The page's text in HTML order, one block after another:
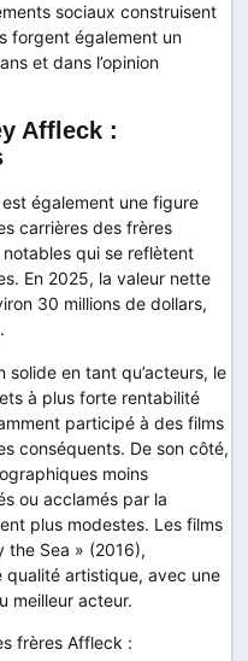
sociaux construisent
forgent également un
et dans l’opinion
Affleck :
également une figure
carrières des frères
qui se reflètent
En 2025, la valeur nette
30 millions de dollars,
solide en tant qu’acteurs, le
à plus forte rentabilité
participé à des films
conséquents. De son côté,
moins
ou acclamés par la
plus modestes. Les films
the Sea » (2016),
artistique, avec une
meilleur acteur.
frères Affleck :